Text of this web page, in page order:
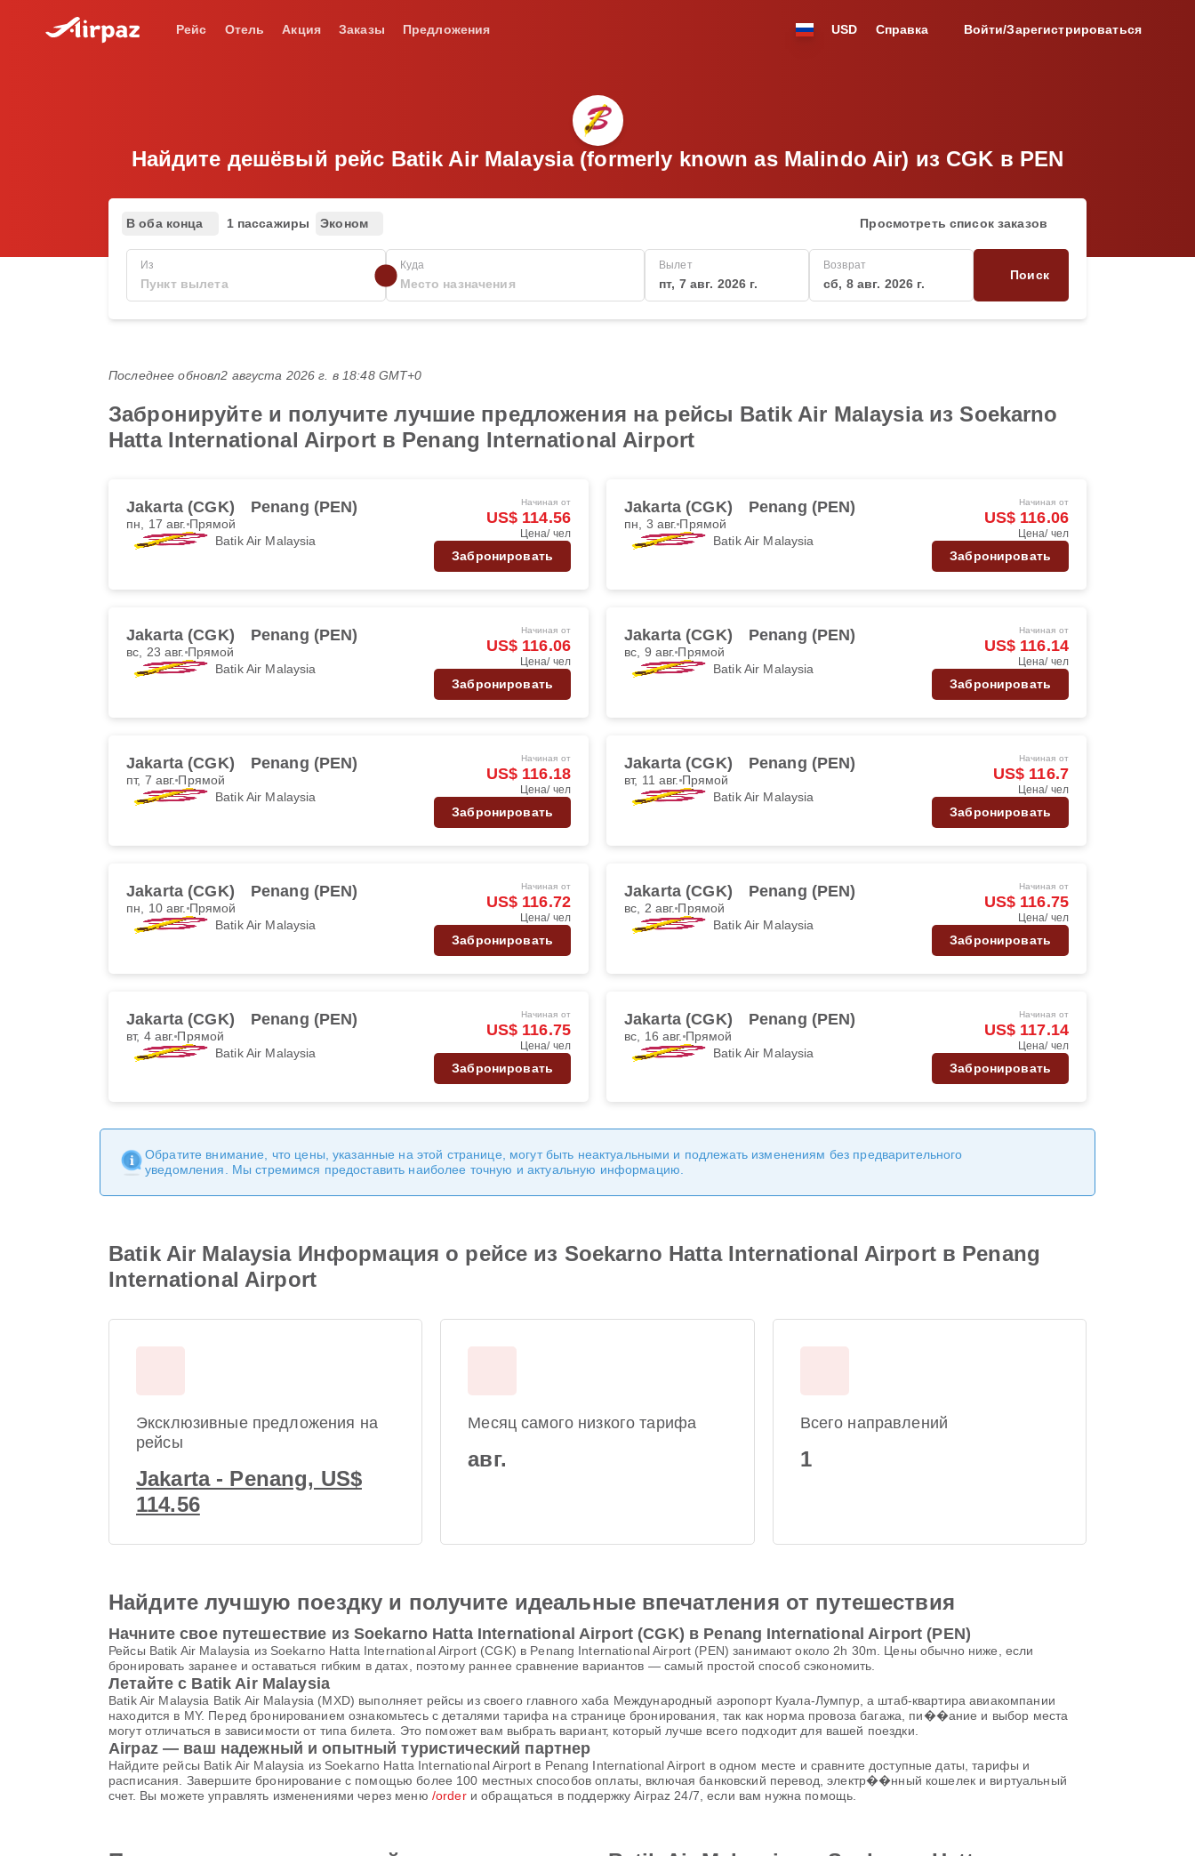
Рейс Отель Акция Заказы Предложения USD Справка Войти/Зарегистрироваться
Найдите дешёвый рейс Batik Air Malaysia (formerly known as Malindo Air) из CGK в PEN
В оба конца 1 пассажиры Эконом Просмотреть список заказов
Из Куда Вылет
пт, 7 авг. 2026 г.
Возврат
сб, 8 авг. 2026 г.
Поиск
Последнее обновл2 августа 2026 г. в 18:48 GMT+0
Забронируйте и получите лучшие предложения на рейсы Batik Air Malaysia из Soekarno
Hatta International Airport в Penang International Airport
Jakarta (CGK) Penang (PEN)
пн, 17 авг. Прямой
Batik Air Malaysia
Начиная от
US$ 114.56
Цена/ чел
Забронировать
Jakarta (CGK) Penang (PEN)
пн, 3 авг. Прямой
Batik Air Malaysia
Начиная от
US$ 116.06
Цена/ чел
Забронировать
Jakarta (CGK) Penang (PEN)
вс, 23 авг. Прямой
Batik Air Malaysia
Начиная от
US$ 116.06
Цена/ чел
Забронировать
Jakarta (CGK) Penang (PEN)
вс, 9 авг. Прямой
Batik Air Malaysia
Начиная от
US$ 116.14
Цена/ чел
Забронировать
Jakarta (CGK) Penang (PEN)
пт, 7 авг. Прямой
Batik Air Malaysia
Начиная от
US$ 116.18
Цена/ чел
Забронировать
Jakarta (CGK) Penang (PEN)
вт, 11 авг. Прямой
Batik Air Malaysia
Начиная от
US$ 116.7
Цена/ чел
Забронировать
Jakarta (CGK) Penang (PEN)
пн, 10 авг. Прямой
Batik Air Malaysia
Начиная от
US$ 116.72
Цена/ чел
Забронировать
Jakarta (CGK) Penang (PEN)
вс, 2 авг. Прямой
Batik Air Malaysia
Начиная от
US$ 116.75
Цена/ чел
Забронировать
Jakarta (CGK) Penang (PEN)
вт, 4 авг. Прямой
Batik Air Malaysia
Начиная от
US$ 116.75
Цена/ чел
Забронировать
Jakarta (CGK) Penang (PEN)
вс, 16 авг. Прямой
Batik Air Malaysia
Начиная от
US$ 117.14
Цена/ чел
Забронировать
Обратите внимание, что цены, указанные на этой странице, могут быть неактуальными и подлежать изменениям без предварительного
уведомления. Мы стремимся предоставить наиболее точную и актуальную информацию.
Batik Air Malaysia Информация о рейсе из Soekarno Hatta International Airport в Penang
International Airport
Эксклюзивные предложения на
рейсы
Jakarta - Penang, US$
114.56
Месяц самого низкого тарифа
авг.
Всего направлений
1
Найдите лучшую поездку и получите идеальные впечатления от путешествия
Начните свое путешествие из Soekarno Hatta International Airport (CGK) в Penang International Airport (PEN)
Рейсы Batik Air Malaysia из Soekarno Hatta International Airport (CGK) в Penang International Airport (PEN) занимают около 2h 30m. Цены обычно ниже, если
бронировать заранее и оставаться гибким в датах, поэтому раннее сравнение вариантов — самый простой способ сэкономить.
Летайте с Batik Air Malaysia
Batik Air Malaysia Batik Air Malaysia (MXD) выполняет рейсы из своего главного хаба Международный аэропорт Куала-Лумпур, а штаб-квартира авиакомпании
находится в MY. Перед бронированием ознакомьтесь с деталями тарифа на странице бронирования, так как норма провоза багажа, пи��ание и выбор места
могут отличаться в зависимости от типа билета. Это поможет вам выбрать вариант, который лучше всего подходит для вашей поездки.
Airpaz — ваш надежный и опытный туристический партнер
Найдите рейсы Batik Air Malaysia из Soekarno Hatta International Airport в Penang International Airport в одном месте и сравните доступные даты, тарифы и
расписания. Завершите бронирование с помощью более 100 местных способов оплаты, включая банковский перевод, электр��нный кошелек и виртуальный
счет. Вы можете управлять изменениями через меню /orderи обращаться в поддержку Airpaz 24/7, если вам нужна помощь.